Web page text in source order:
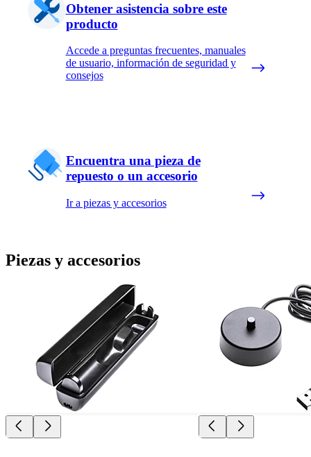
Obtener asistencia sobre este
producto
Accede a preguntas frecuentes, manuales
de usuario, información de seguridad y
consejos
Encuentra una pieza de
repuesto o un accesorio
Ir a piezas y accesorios
Piezas y accesorios